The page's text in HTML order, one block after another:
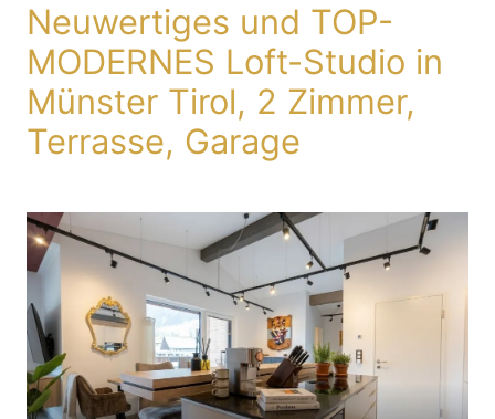
Neuwertiges und TOP-
MODERNES Loft-Studio in
Münster Tirol, 2 Zimmer,
Terrasse, Garage